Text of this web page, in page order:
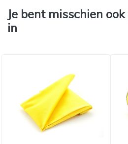
Je bent misschien
in